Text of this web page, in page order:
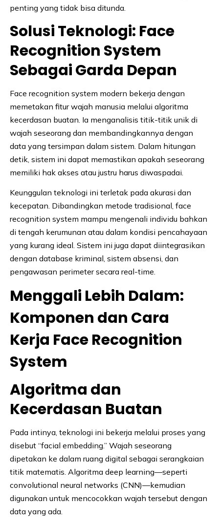
penting yang tidak bisa ditunda.
Solusi Teknologi: Face
Recognition System
Sebagai Garda Depan
Face recognition system modern bekerja dengan
memetakan fitur wajah manusia melalui algoritma
kecerdasan buatan. Ia menganalisis titik-titik unik di
wajah seseorang dan membandingkannya dengan
data yang tersimpan dalam sistem. Dalam hitungan
detik, sistem ini dapat memastikan apakah seseorang
memiliki hak akses atau justru harus diwaspadai.
Keunggulan teknologi ini terletak pada akurasi dan
kecepatan. Dibandingkan metode tradisional, face
recognition system mampu mengenali individu bahkan
di tengah kerumunan atau dalam kondisi pencahayaan
yang kurang ideal. Sistem ini juga dapat diintegrasikan
dengan database kriminal, sistem absensi, dan
pengawasan perimeter secara real-time.
Menggali Lebih Dalam:
Komponen dan Cara
Kerja Face Recognition
System
Algoritma dan
Kecerdasan Buatan
Pada intinya, teknologi ini bekerja melalui proses yang
disebut “facial embedding.” Wajah seseorang
dipetakan ke dalam ruang digital sebagai serangkaian
titik matematis. Algoritma deep learning—seperti
convolutional neural networks (CNN)—kemudian
digunakan untuk mencocokkan wajah tersebut dengan
data yang ada.